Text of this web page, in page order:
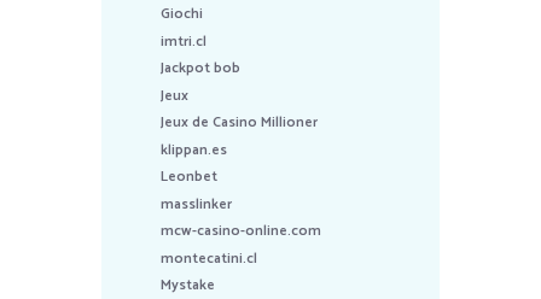
Giochi
imtri.cl
Jackpot bob
Jeux
Jeux de Casino Millioner
klippan.es
Leonbet
masslinker
mcw-casino-online.com
montecatini.cl
Mystake